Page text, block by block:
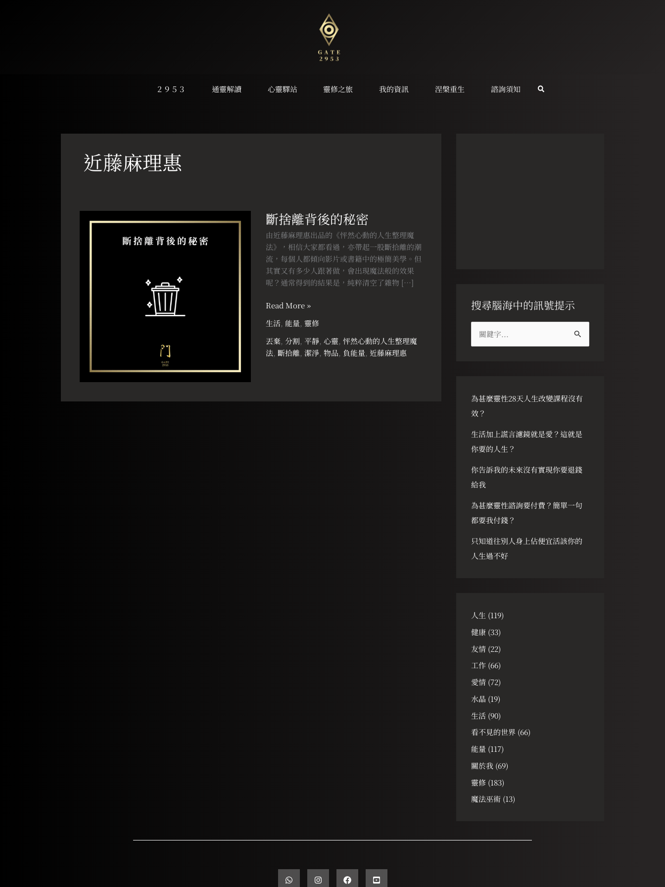
２９５３ 通靈解讀 心靈驛站 靈修之旅 我的資訊 涅槃重生 諮詢須知
近藤麻理惠
斷捨離背後的秘密
由近藤麻理惠出品的《怦然心動的人生整理魔
法》，相信大家都看過，亦帶起一股斷拾離的潮
流，每個人都傾向影片或書籍中的極簡美學。但
其實又有多少人跟著做，會出現魔法般的效果
呢？通常得到的結果是，純粹清空了雜物 […]
離
背
後
的
秘
密
Read More »
生活, 能量,靈修
丟棄,分割,平靜,心靈,怦然心動的人生整理魔
法, 斷拾離,潔淨,物品, 負能量, 近藤麻理惠
搜尋腦海中的訊號提示
字
:
為甚麼靈性28天人生改變課程沒有
效？
生活加上謊言濾鏡就是愛？這就是
你要的人生？
你告訴我的未來沒有實現你要退錢
給我
為甚麼靈性諮詢要付費？簡單一句
都要我付錢？
只知道往別人身上佔便宜活該你的
人生過不好
人生 (119)
健康(33)
友情(22)
工作(66)
愛情(72)
水晶 (19)
生活(90)
看不見的世界(66)
能量 (117)
關於我(69)
靈修(183)
魔法巫術(13)